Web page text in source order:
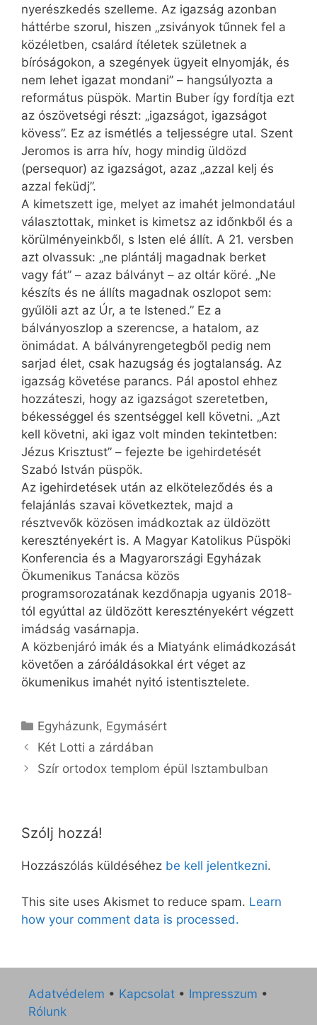
nyerészkedés szelleme. Az igazság azonban
háttérbe szorul, hiszen „zsiványok tűnnek fel a
közéletben, csalárd ítéletek születnek a
bíróságokon, a szegények ügyeit elnyomják, és
nem lehet igazat mondani” – hangsúlyozta a
református püspök. Martin Buber így fordítja ezt
az ószövetségi részt: „igazságot, igazságot
kövess”. Ez az ismétlés a teljességre utal. Szent
Jeromos is arra hív, hogy mindig üldözd
(persequor) az igazságot, azaz „azzal kelj és
azzal feküdj”.
A kimetszett ige, melyet az imahét jelmondatául
választottak, minket is kimetsz az időnkből és a
körülményeinkből, s Isten elé állít. A 21. versben
azt olvassuk: „ne plántálj magadnak berket
vagy fát” – azaz bálványt – az oltár köré. „Ne
készíts és ne állíts magadnak oszlopot sem:
gyűlöli azt az Úr, a te Istened.” Ez a
bálványoszlop a szerencse, a hatalom, az
önimádat. A bálványrengetegből pedig nem
sarjad élet, csak hazugság és jogtalanság. Az
igazság követése parancs. Pál apostol ehhez
hozzáteszi, hogy az igazságot szeretetben,
békességgel és szentséggel kell követni. „Azt
kell követni, aki igaz volt minden tekintetben:
Jézus Krisztust” – fejezte be igehirdetését
Szabó István püspök.
Az igehirdetések után az elköteleződés és a
felajánlás szavai következtek, majd a
résztvevők közösen imádkoztak az üldözött
keresztényekért is. A Magyar Katolikus Püspöki
Konferencia és a Magyarországi Egyházak
Ökumenikus Tanácsa közös
programsorozatának kezdőnapja ugyanis 2018-
tól egyúttal az üldözött keresztényekért végzett
imádság vasárnapja.
A közbenjáró imák és a Miatyánk elimádkozását
követően a záróáldásokkal ért véget az
ökumenikus imahét nyitó istentisztelete.
Kategória
Egyházunk, Egymásért
Két Lotti a zárdában
Szír ortodox templom épül Isztambulban
Szólj hozzá!
Hozzászólás küldéséhez be kell jelentkezni.
This site uses Akismet to reduce spam. Learn
how your comment data is processed.
Adatvédelem • Kapcsolat • Impresszum •
Rólunk